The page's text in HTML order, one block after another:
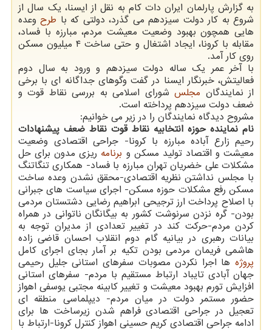
به گزارش پارلمان ایران دات کام به نقل از ایسنا، یک سال از
شروع به کار دولت سیزدهم می گذرد، دولتی که با طرحوعده
هایی همچون بهبود وضعیت معیشت مردم، مبارزه با فساد،
مقابله با کرونا، ایجاد اشتغال و حتی ساخت ۴ میلیون مسکن
روی کار آمد.
با آخر عمر یک ساله دولت سیزدهم و ورود به سال دوم
فعالیتش، خبرنگار ایسنا در گفت وگوهای جداگانه ای با برخی
از نمایندگان مجلسشورای اسلامی به بررسی نقاط قوت و
ضعف دولت سیزدهم پرداخته است.
مشروح دیدگاه نمایندگان را در زیر می خوانیم:
نام نماینده حوزه انتخابیه نقاط قوت نقاط ضعف پیشنهادات
رحیم زارع آباده مبارزه با کرونا- جراحی اقتصادی وضعیت
معیشت و اقتصاد تولید مسکن و برنامه ریزی مدون برای حل
مشکلات علی خضریان تهران مبارزه با فساد- همکاری تنگاتنگ
با مجلس نداشتن نظریه اقتصادی-محقق نشدن وعده ساخت
مسکن رفع مشکلات حوزه مسکن- اجرای سیاست های جبرانی
با اصلاح پرداخت ارز ترجیحی ابراهیم رضایی دشتستان مردمی
بودن- گره نزدن سرنوشت کشور به بیگانگان ناتوانی در همراه
کردن مردم-حرکت کند در تغییر تعدادی از مدیران توجه به
بیانات رهبری در بیانیه گام دوم انقلاب احسان قاضی زاده
هاشمی فریمان مردمی بودن تکیه بر آمار بجای اجرای کامل
پروژه ها اجرا نکردن مصوبات سفرهای استانی جلیل رحیمی
جهان آبادی تایباد ارتباط مستقیم با مردم- سفرهای استانی
افزایش تورم بهبود معیشت و تغییر کابینه مجتبی یوسفی اهواز
حضور مستمر دولت در میان مردم- دیپلماسی منطقه ای
تعجیل در جراحی اقتصادی فراهم شدن زیرساخت ها برای
ادامه جراحی اقتصادی کریم حسینی اهواز کنترل کرونا-ارتباط با